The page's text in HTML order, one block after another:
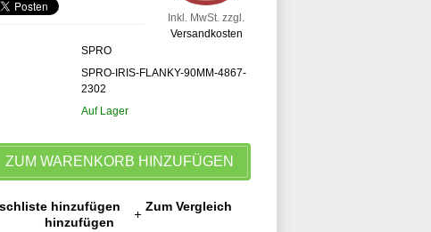
Inkl. MwSt. zzgl.
Versandkosten
SPRO
SPRO-IRIS-FLANKY-90MM-4867-
2302
Auf Lager
ZUM WARENKORB HINZUFÜGEN
hinzufügen
Zum Vergleich
hinzufügen